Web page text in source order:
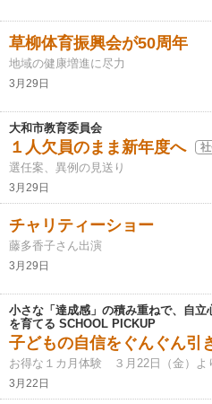
草柳体育振興会が50周年
地域の健康増進に尽力
3月29日
大和市教育委員会
１人欠員のまま新年度へ
選任案、異例の見送り
3月29日
チャリティーショー
藤多香子さん出演
3月29日
小さな「達成感」の積み重ねで、自立
を育てる SCHOOL PICKUP
子どもの自信をぐんぐん引
お得な１カ月体験 ３月22日（金）よ
3月22日